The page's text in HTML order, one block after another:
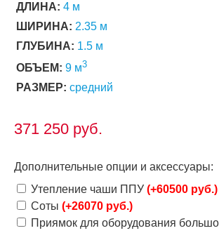
ДЛИНА: 4 м
ШИРИНА: 2.35 м
ГЛУБИНА: 1.5 м
ОБЪЕМ: 9 м3
РАЗМЕР: средний
371 250 руб.
Дополнительные опции и аксессуары:
Утепление чаши ППУ (+60500 руб.)
Соты (+26070 руб.)
Приямок для оборудования